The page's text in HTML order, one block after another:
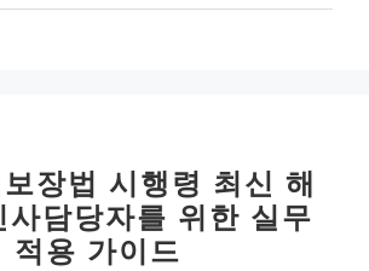
장법 시행령 최신 해
담당자를 위한 실무
적용 가이드